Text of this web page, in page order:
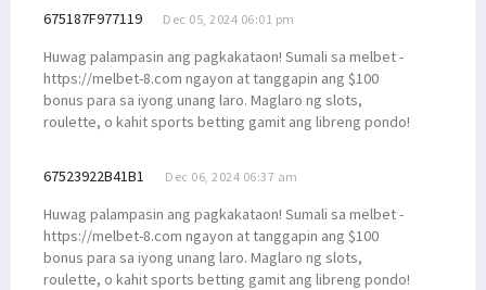
675187F977119 Dec 05, 2024 06:01 pm
Huwag palampasin ang pagkakataon! Sumali sa melbet -
https://melbet-8.com ngayon at tanggapin ang $100
bonus para sa iyong unang laro. Maglaro ng slots,
roulette, o kahit sports betting gamit ang libreng pondo!
67523922B41B1 Dec 06, 2024 06:37 am
Huwag palampasin ang pagkakataon! Sumali sa melbet -
https://melbet-8.com ngayon at tanggapin ang $100
bonus para sa iyong unang laro. Maglaro ng slots,
roulette, o kahit sports betting gamit ang libreng pondo!